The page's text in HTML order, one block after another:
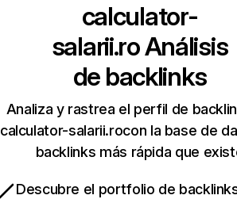
calculator-
salarii.roAnálisis
de backlinks
Analiza y rastrea el perfil de
calculator-salarii.rocon la base de
backlinks más rápida que
Descubre el portfolio de